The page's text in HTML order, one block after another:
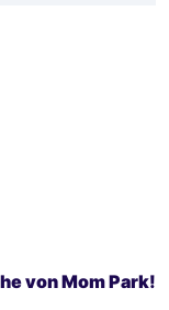
von Mom Park!